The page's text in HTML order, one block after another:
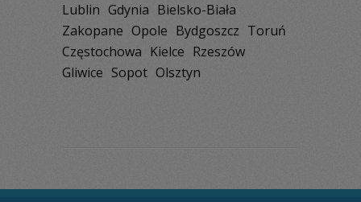
Lublin Gdynia Bielsko-Biała
Zakopane Opole Bydgoszcz Toruń
Częstochowa Kielce Rzeszów
Gliwice Sopot Olsztyn